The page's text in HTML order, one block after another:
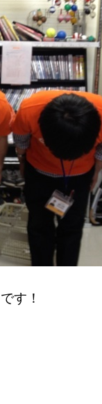
す！